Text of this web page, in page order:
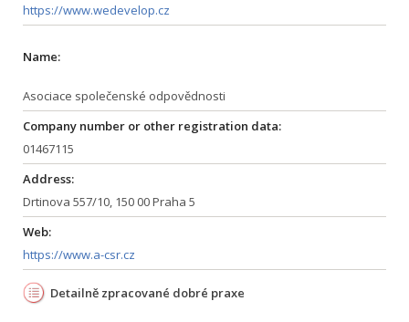
https://www.wedevelop.cz
Name:
Asociace společenské odpovědnosti
Company number or other registration data:
01467115
Address:
Drtinova 557/10, 150 00 Praha 5
Web:
https://www.a-csr.cz
Detailně zpracované dobré praxe